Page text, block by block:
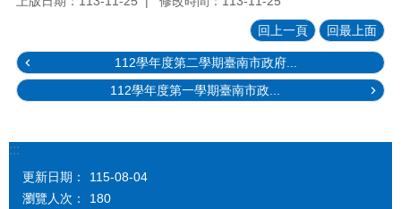
回上一頁 回最上面
112學年度第二學期臺南市政府...
112學年度第一學期臺南市政...
:::
更新日期：
115-08-04
瀏覽人次：
180